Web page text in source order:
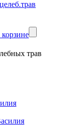
трав